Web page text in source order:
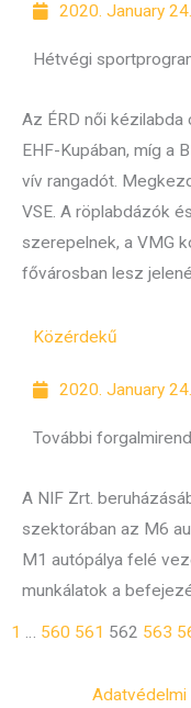
2020. January
Hétvégi
Az ÉRD női kézilabda
EHF-Kupában, míg a
vív rangadót.
VSE. A röplabdázók
szerepelnek, a VMG
fővárosban lesz
Közérdekű
2020. January
További
A NIF Zrt.
szektorában az M6
M1 autópálya felé
munkálatok a
1 … 560 561 562 563